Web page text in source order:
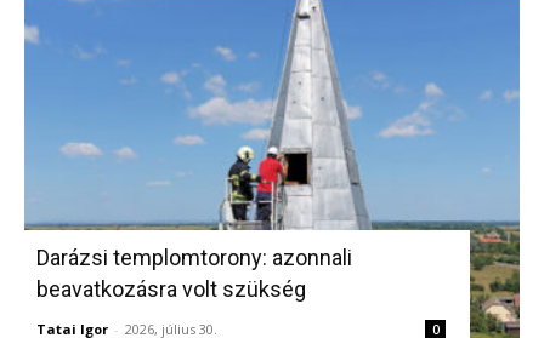
Darázsi templomtorony: azonnali
beavatkozásra volt szükség
Tatai Igor - 2026, július 30. 0